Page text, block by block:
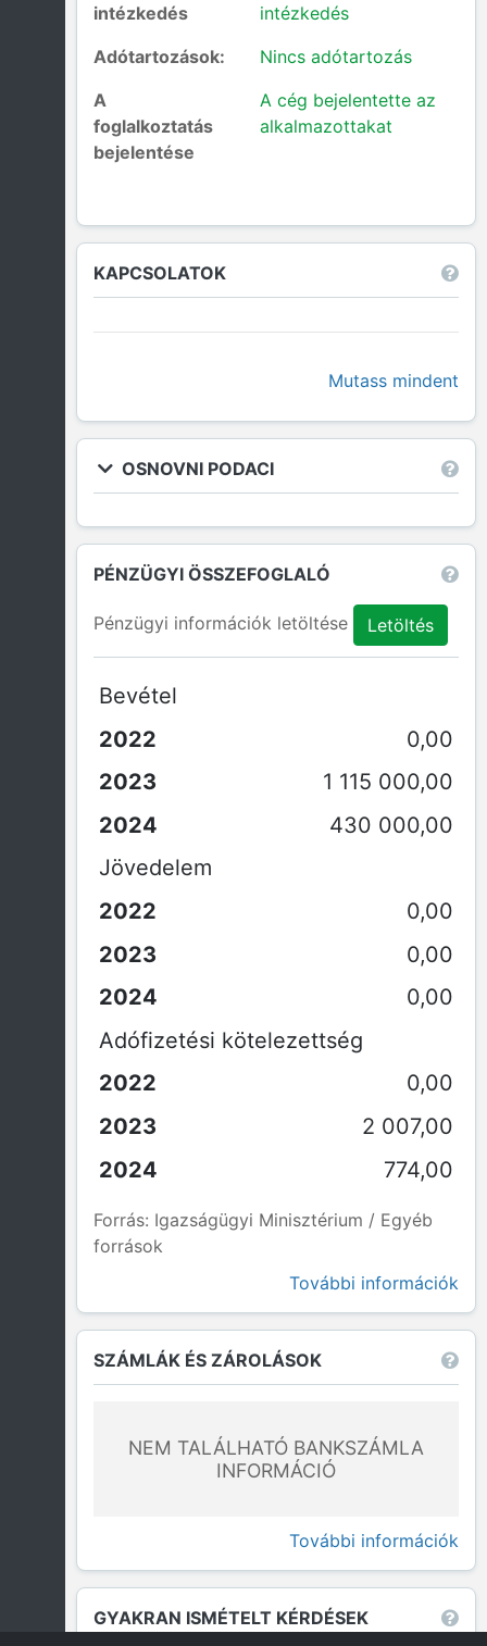
intézkedés
intézkedés
Adótartozások:
Nincs adótartozás
A
foglalkoztatás
bejelentése
A cég bejelentette az
alkalmazottakat
KAPCSOLATOK
Mutass mindent
OSNOVNI PODACI
PÉNZÜGYI ÖSSZEFOGLALÓ
Pénzügyi információk letöltése Letöltés
Bevétel
0,00
1 115 000,00
430 000,00
Jövedelem
0,00
0,00
0,00
Adófizetési kötelezettség
0,00
2 007,00
774,00
Forrás: Igazságügyi Minisztérium / Egyéb
források
További információk
SZÁMLÁK ÉS ZÁROLÁSOK
NEM TALÁLHATÓ BANKSZÁMLA
INFORMÁCIÓ
További információk
GYAKRAN ISMÉTELT KÉRDÉSEK